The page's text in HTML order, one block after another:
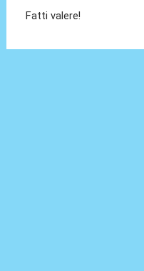
Fatti valere!